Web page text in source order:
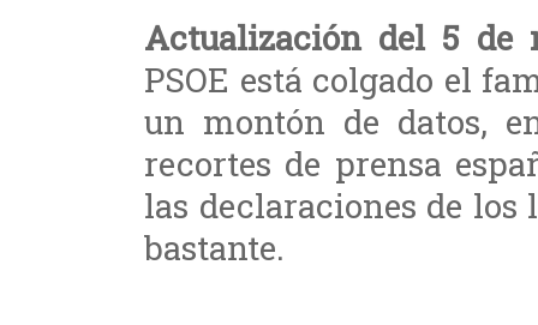
Actualización del 5 de
PSOE está colgado el
un montón de datos,
recortes de prensa
las declaraciones de los
bastante.